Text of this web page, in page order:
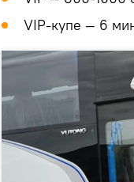
VIP-купе — 6